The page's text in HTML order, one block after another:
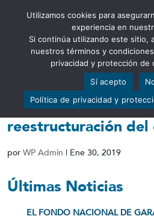
Abrir barra de
Manual de
novación,
reestructuración
por WP Admin | Ene 30, 2019
Últimas Noticias
EL FONDO NACIONAL DE
Utilizamos cookies para
experiencia en
Si continúa utilizando este sitio,
nuestros términos y
privacidad y protección de
Sí acepto
Política de privacidad y